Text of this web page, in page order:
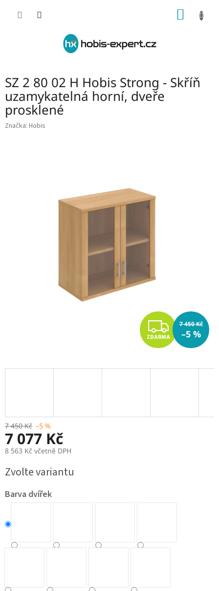
SZ 2 80 02 H Hobis Strong - Skříň
uzamykatelná horní, dveře
prosklené
Značka: Hobis
Z
D
A
ZDARMA
7 450 Kč
–5 %
7 450 Kč –5 %
7 077 Kč
8 563 Kč včetně DPH
cena:
Zvolte variantu
Barva dvířek